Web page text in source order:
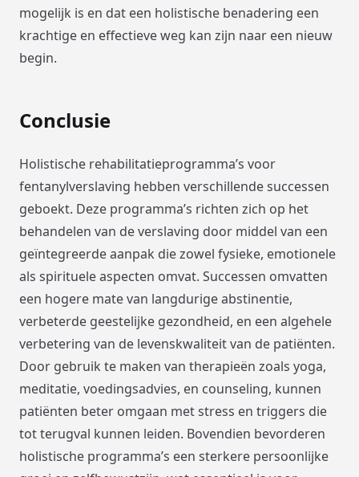
mogelijk is en dat een holistische benadering een
krachtige en effectieve weg kan zijn naar een nieuw
begin.
Conclusie
Holistische rehabilitatieprogramma’s voor
fentanylverslaving hebben verschillende successen
geboekt. Deze programma’s richten zich op het
behandelen van de verslaving door middel van een
geïntegreerde aanpak die zowel fysieke, emotionele
als spirituele aspecten omvat. Successen omvatten
een hogere mate van langdurige abstinentie,
verbeterde geestelijke gezondheid, en een algehele
verbetering van de levenskwaliteit van de patiënten.
Door gebruik te maken van therapieën zoals yoga,
meditatie, voedingsadvies, en counseling, kunnen
patiënten beter omgaan met stress en triggers die
tot terugval kunnen leiden. Bovendien bevorderen
holistische programma’s een sterkere persoonlijke